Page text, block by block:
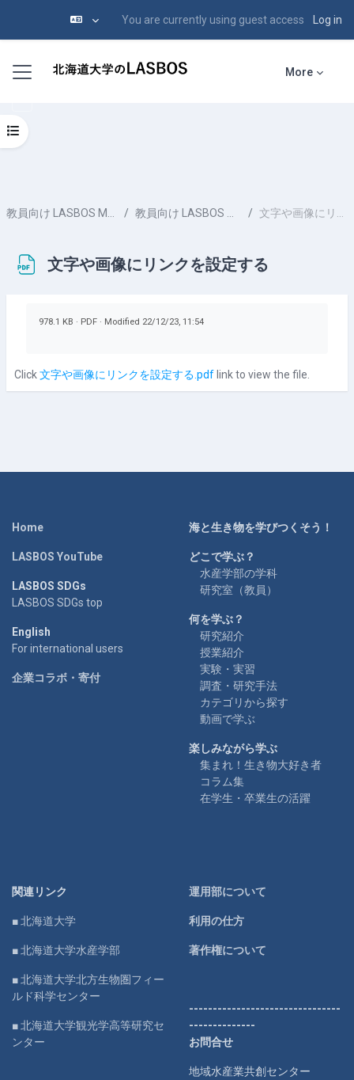
You are currently using guest access Log in
Side panel More
教員向け LASBOS Moodle マニュアル 教員向け LASBOS Moodle マニュアル 文字や画像にリンクを設定する
文字や画像にリンクを設定する
Open course index
978.1 KB · PDF · Modified 22/12/23, 11:54
Click文字や画像にリンクを設定する.pdf link to view the file.
Home
LASBOS YouTube
LASBOS SDGs
LASBOS SDGs top
English
For international users
企業コラボ・寄付
海と生き物を学びつくそう！
どこで学ぶ？
水産学部の学科
研究室（教員）
何を学ぶ？
研究紹介
授業紹介
実験・実習
調査・研究手法
カテゴリから探す
動画で学ぶ
楽しみながら学ぶ
集まれ！生き物大好き者
コラム集
在学生・卒業生の活躍
関連リンク
■ 北海道大学
■ 北海道大学水産学部
■ 北海道大学北方生物圏フィー
ルド科学センター
■ 北海道大学観光学高等研究セ
ンター
運用部について
利用の仕方
著作権について
--------------------------------
--------------
お問合せ
地域水産業共創センター